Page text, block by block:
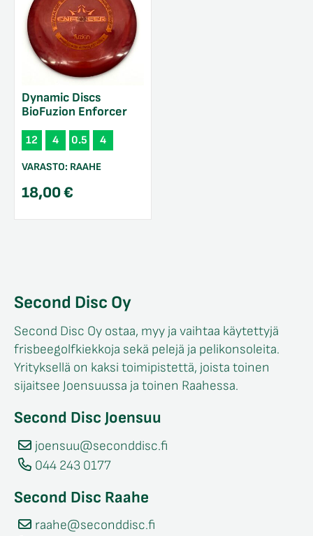
Dynamic Discs
BioFuzion Enforcer
12 4 0.5 4
VARASTO: RAAHE
18,00€
Second Disc Oy
Second Disc Oy ostaa, myy ja vaihtaa käytettyjä
frisbeegolfkiekkoja sekä pelejä ja pelikonsoleita.
Yrityksellä on kaksi toimipistettä, joista toinen
sijaitsee Joensuussa ja toinen Raahessa.
Second Disc Joensuu
joensuu@seconddisc.fi
044 243 0177
Second Disc Raahe
raahe@seconddisc.fi